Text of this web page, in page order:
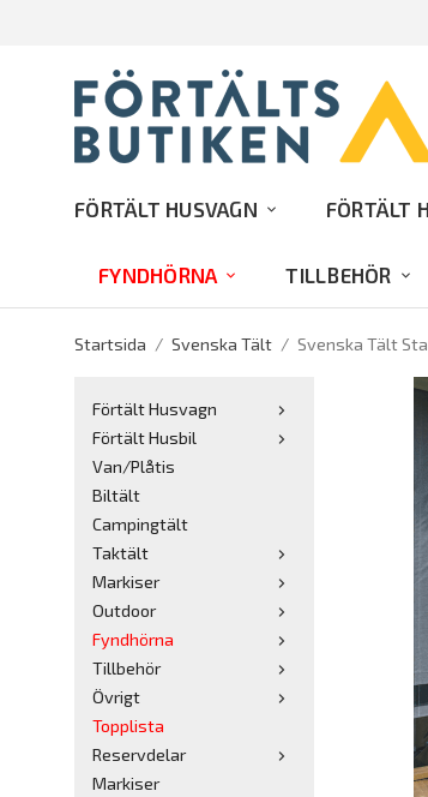
FÖRTÄLT HUSVAGN FÖRTÄLT
FYNDHÖRNA TILLBEHÖR
Startsida / Svenska Tält / Svenska Tält
Förtält Husvagn
Förtält Husbil
Van/Plåtis
Biltält
Campingtält
Taktält
Markiser
Outdoor
Fyndhörna
Tillbehör
Övrigt
Topplista
Reservdelar
Markiser